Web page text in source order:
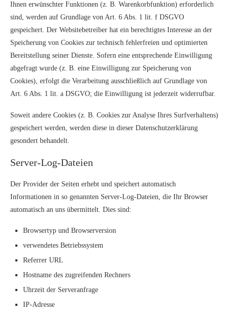
Ihnen erwünschter Funktionen (z. B. Warenkorbfunktion) erforderlich
sind, werden auf Grundlage von Art. 6 Abs. 1 lit. f DSGVO
gespeichert. Der Websitebetreiber hat ein berechtigtes Interesse an der
Speicherung von Cookies zur technisch fehlerfreien und optimierten
Bereitstellung seiner Dienste. Sofern eine entsprechende Einwilligung
abgefragt wurde (z. B. eine Einwilligung zur Speicherung von
Cookies), erfolgt die Verarbeitung ausschließlich auf Grundlage von
Art. 6 Abs. 1 lit. a DSGVO; die Einwilligung ist jederzeit widerrufbar.
Soweit andere Cookies (z. B. Cookies zur Analyse Ihres Surfverhaltens)
gespeichert werden, werden diese in dieser Datenschutzerklärung
gesondert behandelt.
Server-Log-Dateien
Der Provider der Seiten erhebt und speichert automatisch
Informationen in so genannten Server-Log-Dateien, die Ihr Browser
automatisch an uns übermittelt. Dies sind:
Browsertyp und Browserversion
verwendetes Betriebssystem
Referrer URL
Hostname des zugreifenden Rechners
Uhrzeit der Serveranfrage
IP-Adresse